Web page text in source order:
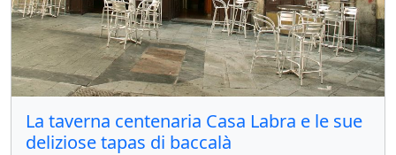
La taverna centenaria Casa Labra e le sue
deliziose tapas di baccalà